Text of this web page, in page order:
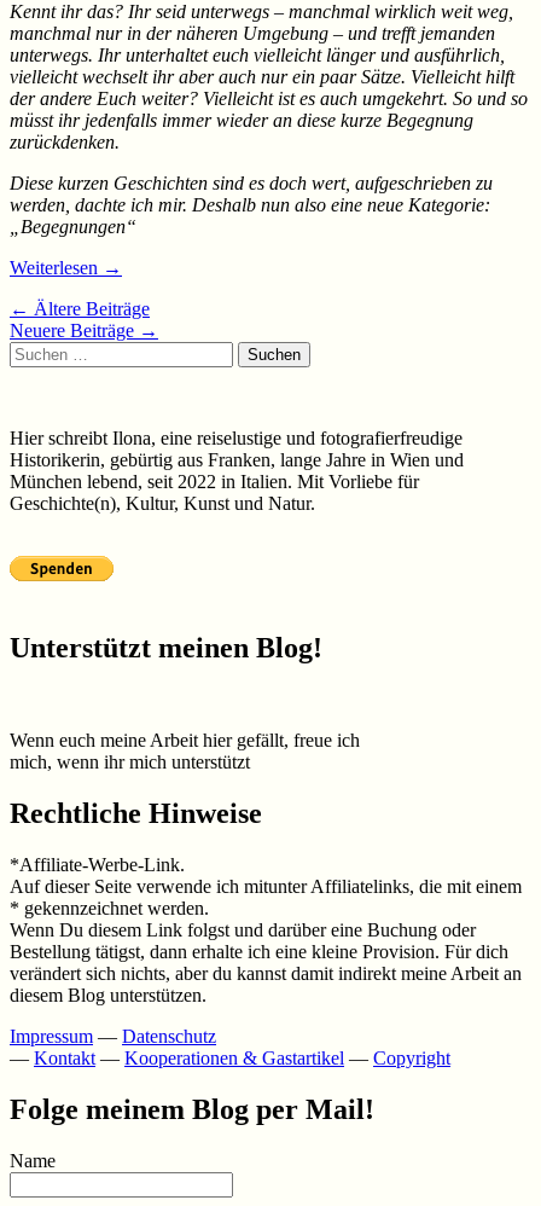
Kennt ihr das? Ihr seid unterwegs – manchmal wirklich weit weg,
manchmal nur in der näheren Umgebung – und trefft jemanden
unterwegs. Ihr unterhaltet euch vielleicht länger und ausführlich,
vielleicht wechselt ihr aber auch nur ein paar Sätze. Vielleicht hilft
der andere Euch weiter? Vielleicht ist es auch umgekehrt. So und so
müsst ihr jedenfalls immer wieder an diese kurze Begegnung
zurückdenken.
Diese kurzen Geschichten sind es doch wert, aufgeschrieben zu
werden, dachte ich mir. Deshalb nun also eine neue Kategorie:
„Begegnungen“
Weiterlesen →
Beiträge-
Navigation
← Ältere Beiträge
Neuere Beiträge →
Suchen
nach:
Hier schreibt Ilona, eine reiselustige und fotografierfreudige
Historikerin, gebürtig aus Franken, lange Jahre in Wien und
München lebend, seit 2022 in Italien. Mit Vorliebe für
Geschichte(n), Kultur, Kunst und Natur.
Unterstützt meinen Blog!
Wenn euch meine Arbeit hier gefällt, freue ich
mich, wenn ihr mich unterstützt
Rechtliche Hinweise
*Affiliate-Werbe-Link.
Auf dieser Seite verwende ich mitunter Affiliatelinks, die mit einem
* gekennzeichnet werden.
Wenn Du diesem Link folgst und darüber eine Buchung oder
Bestellung tätigst, dann erhalte ich eine kleine Provision. Für dich
verändert sich nichts, aber du kannst damit indirekt meine Arbeit an
diesem Blog unterstützen.
Impressum — Datenschutz
— Kontakt — Kooperationen & Gastartikel — Copyright
Folge meinem Blog per Mail!
Name